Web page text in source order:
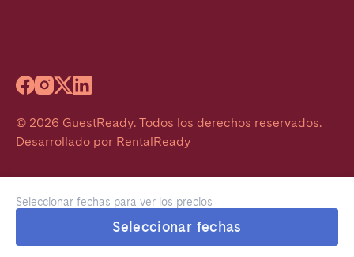
Seleccionar fechas para ver los precios
Seleccionar fechas
© 2026 GuestReady. Todos los derechos reservados.
Desarrollado por RentalReady